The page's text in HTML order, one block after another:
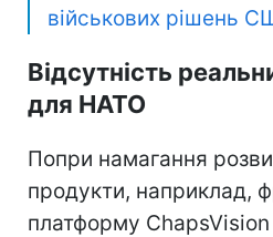
військових рішень
Відсутність
для НАТО
Попри намагання
продукти, наприклад,
платформу ChapsVision